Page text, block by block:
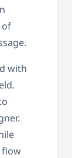
of
with
flow